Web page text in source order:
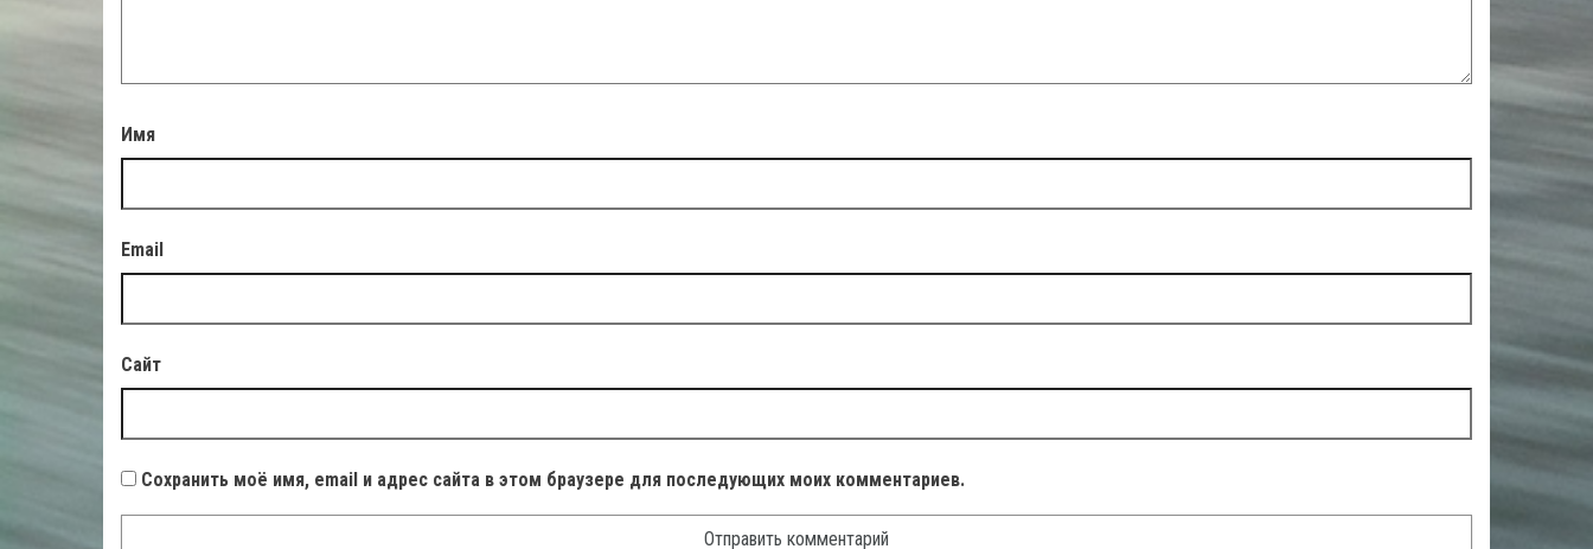
Имя
Email
Сайт
Сохранить моё имя, email и адрес сайта в этом браузере для последующих моих комментариев.